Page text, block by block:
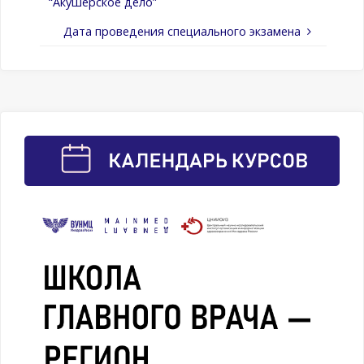
Дата проведения специального экзамена